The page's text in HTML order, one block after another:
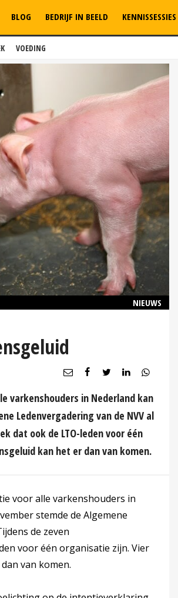
VOEDING
BLOG BEDRIJF IN BEELD KENNISSESSIES
NIEUWS
varkenshouders in Nederland kan
Ledenvergadering van de NVV al
dat ook de LTO-leden voor één
kan het er dan van komen.
voor alle varkenshouders in
stemde de Algemene
de zeven
voor één organisatie zijn. Vier
van komen.